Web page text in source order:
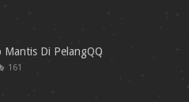
Di PelangQQ
161